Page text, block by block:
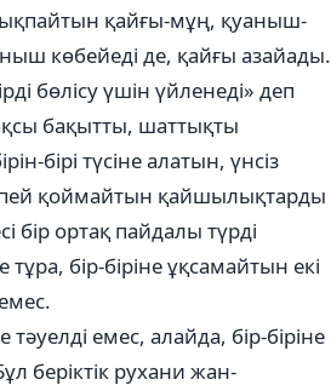
қайғы-мұң, қуаныш-
көбейеді де, қайғы азайады.
бөлісу үшін үйленеді» деп
бақытты, шаттықты
бірі түсіне алатын, үнсіз
қоймайтын қайшылықтарды
бір ортақ пайдалы түрді
бір-біріне ұқсамайтын екі
емес, алайда, бір-біріне
беріктік рухани жан-